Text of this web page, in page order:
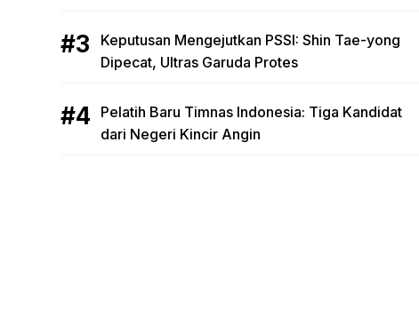
Keputusan Mengejutkan PSSI: Shin Tae-yong
Dipecat, Ultras Garuda Protes
Pelatih Baru Timnas Indonesia: Tiga Kandidat
dari Negeri Kincir Angin